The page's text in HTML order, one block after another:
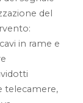
del
in rame e
telecamere,